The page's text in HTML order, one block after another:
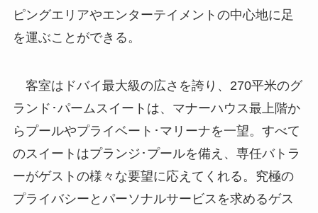
ピングエリアやエンターテイメントの中心地に足
を運ぶことができる。
客室はドバイ最大級の広さを誇り、270平米のグ
ランド･パームスイートは、マナーハウス最上階か
らプールやプライベート･マリーナを一望。すべて
のスイートはプランジ･プールを備え、専任バトラ
ーがゲストの様々な要望に応えてくれる。究極の
プライバシーとパーソナルサービスを求めるゲス